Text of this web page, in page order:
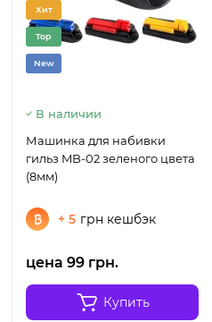
Хит
Top
New
В наличии
Машинка для набивки
гильз MB-02 зеленого цвета
(8мм)
+ 5 грн кешбэк
цена 99 грн.
Купить